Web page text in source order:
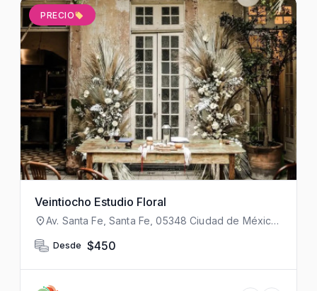
PRECIO
Veintiocho Estudio Floral
Av. Santa Fe, Santa Fe, 05348 Ciudad de México,
Desde $450